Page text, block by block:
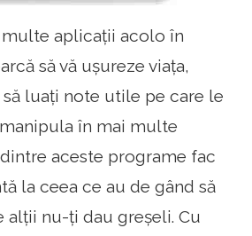
multe aplicații acolo în
să vă ușureze viața,
luați note utile pe care le
în mai multe
aceste programe fac
la ceea ce au de gând să
alții nu-ți dau greșeli. Cu